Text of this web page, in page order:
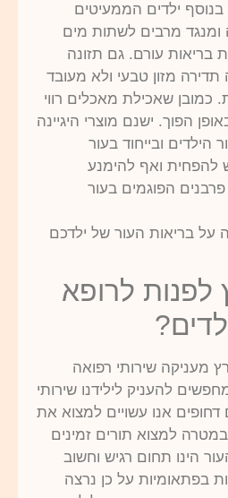
ילדים הממעיטים
מרבים לשתות מים
בריאות עורם. גם תזונה
תדירה מזון טבעי ולא מעובד
כמובן שאכילת מאכלים רווי
הפוך. ישנם מוצרי היגיינה
הילדים ובייחוד בעור
להפחית ואף להימנע
פרבנים הפוגמים בעור
לפנות לרופא
מעניקה שירותי רפואה
להעניק לילידנו שירותי
דחופים אנו עשויים למצוא את
למצוא תורים זמינים
הינו תחום רגיש וחשוב
בפתאומיות על כן נרצה